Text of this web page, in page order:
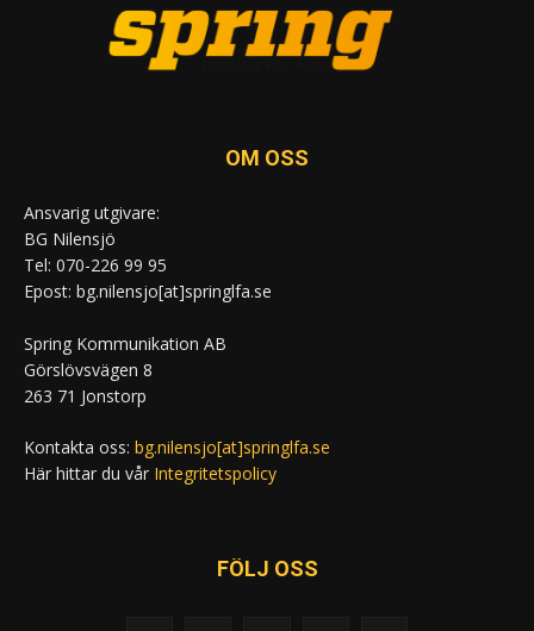
OM OSS
Ansvarig utgivare:
BG Nilensjö
Tel: 070-226 99 95
Epost: bg.nilensjo[at]springlfa.se
Spring Kommunikation AB
Görslövsvägen 8
263 71 Jonstorp
Kontakta oss: bg.nilensjo[at]springlfa.se
Här hittar du vår Integritetspolicy
FÖLJ OSS